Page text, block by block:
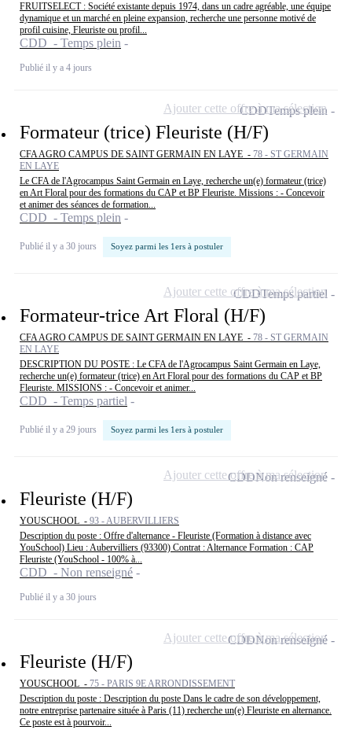
FRUITSELECT : Société existante depuis 1974, dans un cadre agréable, une équipe
dynamique et un marché en pleine expansion, recherche une personne motivé de
profil cuisine, Fleuriste ou profil...
CDD - Temps plein
Publié il y a 4 jours
Formateur (trice) Fleuriste (H/F)
CFA AGRO CAMPUS DE SAINT GERMAIN EN LAYE - 78 - ST GERMAIN
EN LAYE
Le CFA de l'Agrocampus Saint Germain en Laye, recherche un(e) formateur (trice)
en Art Floral pour des formations du CAP et BP Fleuriste. Missions : - Concevoir
et animer des séances de formation...
CDD - Temps plein
Publié il y a 30 jours Soyez parmi les 1ers à postuler
CDDTemps plein
Ajouter cette offre à ma sélection
Formateur-trice Art Floral (H/F)
CFA AGRO CAMPUS DE SAINT GERMAIN EN LAYE - 78 - ST GERMAIN
EN LAYE
DESCRIPTION DU POSTE : Le CFA de l'Agrocampus Saint Germain en Laye,
recherche un(e) formateur (trice) en Art Floral pour des formations du CAP et BP
Fleuriste. MISSIONS : - Concevoir et animer...
CDD - Temps partiel
Publié il y a 29 jours Soyez parmi les 1ers à postuler
CDDTemps partiel
Ajouter cette offre à ma sélection
Fleuriste (H/F)
YOUSCHOOL - 93 - AUBERVILLIERS
Description du poste : Offre d'alternance - Fleuriste (Formation à distance avec
YouSchool) Lieu : Aubervilliers (93300) Contrat : Alternance Formation : CAP
Fleuriste (YouSchool - 100% à...
CDD - Non renseigné
Publié il y a 30 jours
CDDNon renseigné
Ajouter cette offre à ma sélection
Fleuriste (H/F)
YOUSCHOOL - 75 - PARIS 9E ARRONDISSEMENT
Description du poste : Description du poste Dans le cadre de son développement,
notre entreprise partenaire située à Paris (11) recherche un(e) Fleuriste en alternance.
Ce poste est à pourvoir...
CDDNon renseigné
Ajouter cette offre à ma sélection